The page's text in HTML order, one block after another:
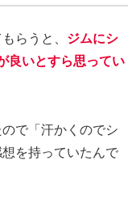
らうと、 ジムにシ
良いとすら思ってい
で「汗かくのでシ
を持っていたんで